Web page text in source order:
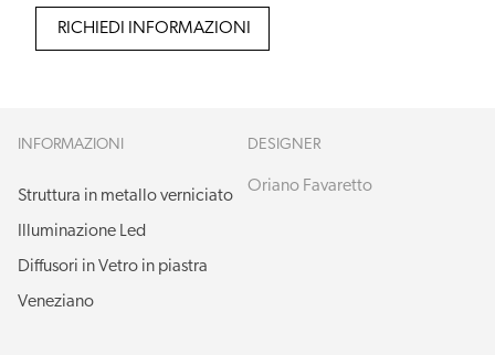
RICHIEDI INFORMAZIONI
INFORMAZIONI
Struttura in metallo verniciato
Illuminazione Led
Diffusori in Vetro in piastra
Veneziano
DESIGNER
Oriano Favaretto